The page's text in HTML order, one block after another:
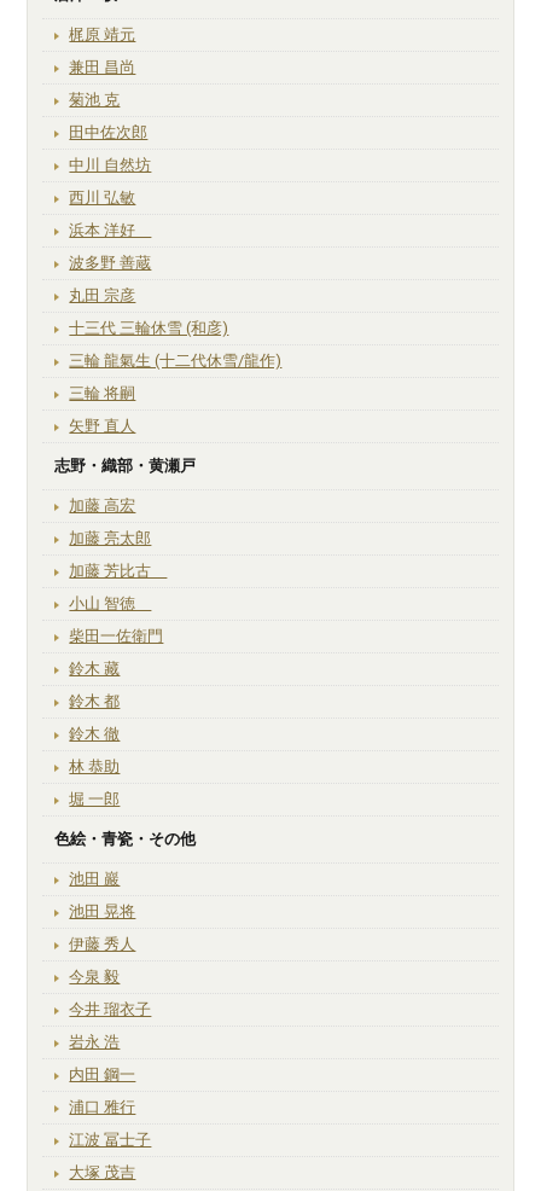
梶原 靖元
兼田 昌尚
菊池 克
田中佐次郎
中川 自然坊
西川 弘敏
浜本 洋好
波多野 善蔵
丸田 宗彦
十三代 三輪休雪 (和彦)
三輪 龍氣生 (十二代休雪/龍作)
三輪 将嗣
矢野 直人
志野・織部・黄瀬戸
加藤 高宏
加藤 亮太郎
加藤 芳比古
小山 智徳
柴田一佐衛門
鈴木 藏
鈴木 都
鈴木 徹
林 恭助
堀 一郎
色絵・青瓷・その他
池田 巖
池田 晃将
伊藤 秀人
今泉 毅
今井 瑠衣子
岩永 浩
内田 鋼一
浦口 雅行
江波 冨士子
大塚 茂吉